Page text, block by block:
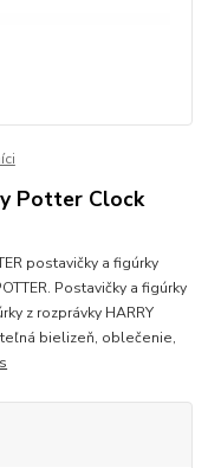
Potter Clock
postavičky a figúrky
Postavičky a figúrky
z rozprávky HARRY
bielizeň, oblečenie,